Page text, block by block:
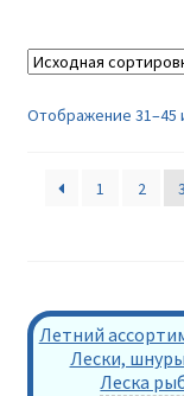
Отображение 31–45
1 2 3
Летний
Лески, шнуры
Леска